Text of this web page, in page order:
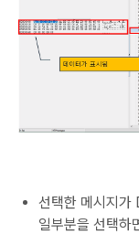
선택한 메시지가
일부분을 선택하